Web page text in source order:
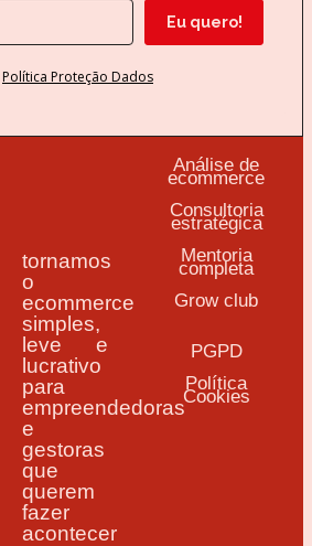
Eu quero!
Política Proteção Dados
tornamos
o
ecommerce
simples,
leve e
lucrativo
para
empreendedoras
e
gestoras
que
querem
fazer
acontecer
Análise de
ecommerce
Consultoria
estratégica
Mentoria
completa
Grow club
PGPD
Política
Cookies